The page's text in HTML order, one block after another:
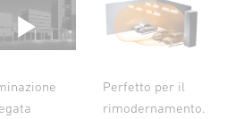
Perfetto per il
rimodernamento.